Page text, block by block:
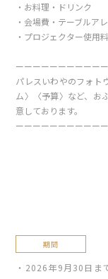
・お料理・ドリンク
・会場費・テーブルア
・プロジェクター使用
ーーーーーーーーーー
パレスいわやのフォト
ム〉〈予算〉など、お
意しております。
ーーーーーーーーーー
期間
・2026年9月30日ま